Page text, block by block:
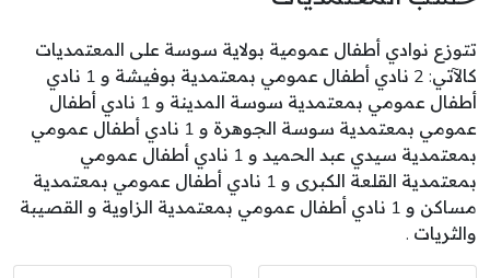
تتوزع نوادي أطفال عمومية بولاية سوسة على المعتمديات
كالآتي: 2 نادي أطفال عمومي بمعتمدية بوفيشة و 1 نادي
أطفال عمومي بمعتمدية سوسة المدينة و 1 نادي أطفال
عمومي بمعتمدية سوسة الجوهرة و 1 نادي أطفال عمومي
بمعتمدية سيدي عبد الحميد و 1 نادي أطفال عمومي
بمعتمدية القلعة الكبرى و 1 نادي أطفال عمومي بمعتمدية
مساكن و 1 نادي أطفال عمومي بمعتمدية الزاوية و القصيبة
والثريات .